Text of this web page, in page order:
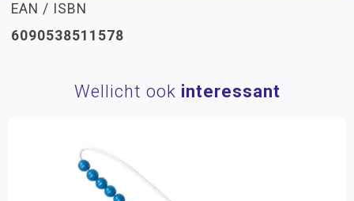
EAN / ISBN
6090538511578
Wellicht ook interessant